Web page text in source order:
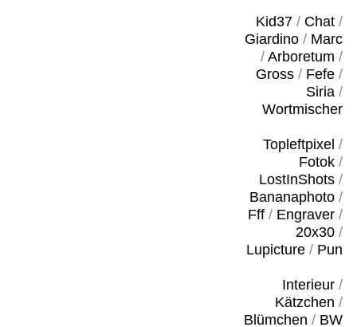
Kid37/ Chat/
Giardino/ Marc
/ Arboretum /
Gross/ Fefe/
Siria/
Wortmischer
Topleftpixel /
Fotok/
LostInShots/
Bananaphoto/
Fff/ Engraver/
20x30/
Lupicture/ Pun
Interieur/
Kätzchen /
Blümchen / BW